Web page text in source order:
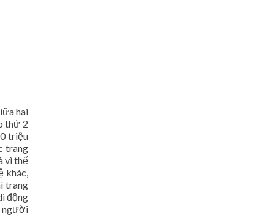
hai
thứ 2
triệu
trang
vì thế
khác,
trang
động
người